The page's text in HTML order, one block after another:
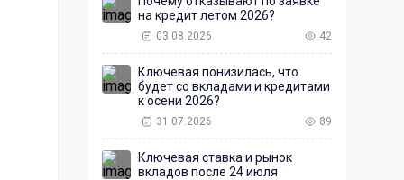
на кредит летом 2026?
03.08.2026 42
Ключевая понизилась, что
будет со вкладами и кредитами
к осени 2026?
31.07.2026 89
Ключевая ставка и рынок
вкладов после 24 июля